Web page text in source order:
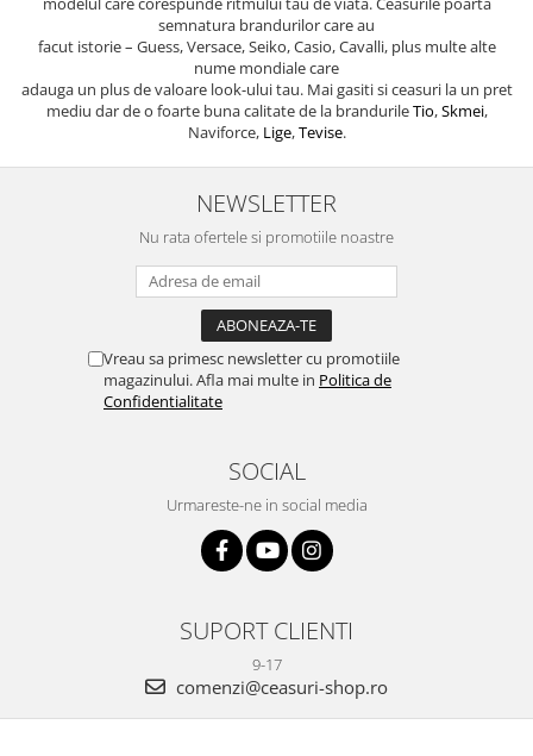
semnatura brandurilor care au
facut istorie – Guess, Versace, Seiko, Casio, Cavalli, plus multe alte
nume mondiale care
adauga un plus de valoare look-ului tau. Mai gasiti si ceasuri la un pret
mediu dar de o foarte buna calitate de la brandurileTio,Skmei,
Naviforce, Lige,Tevise.
NEWSLETTER
Nu rata ofertele si promotiile noastre
Vreau sa primesc newsletter cu promotiile
magazinului. Afla mai multe in Politica de
Confidentialitate
SOCIAL
Urmareste-ne in social media
SUPORT CLIENTI
9-17
comenzi@ceasuri-shop.ro